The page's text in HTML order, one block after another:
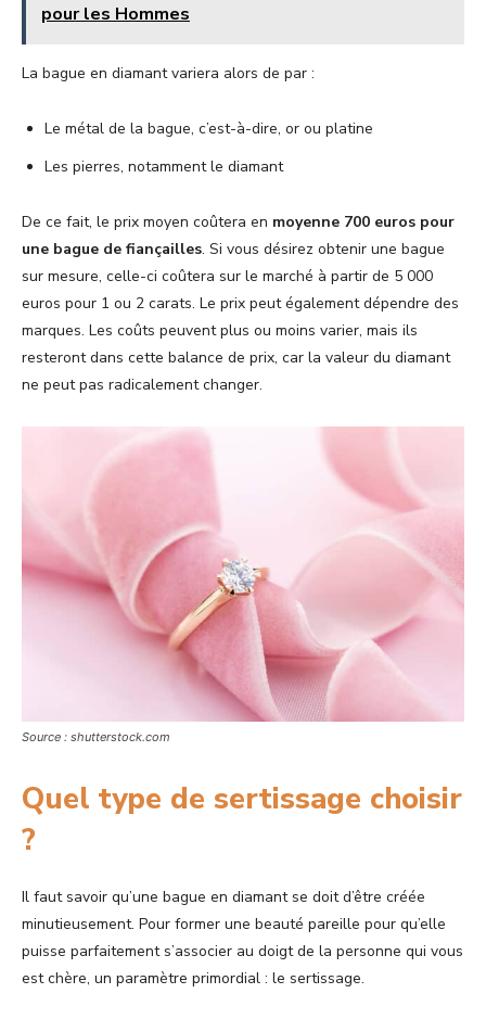
pour les Hommes
La bague en diamant variera alors de par :
Le métal de la bague, c’est-à-dire, or ou platine
Les pierres, notamment le diamant
De ce fait, le prix moyen coûtera en moyenne 700 euros pour
une bague de fiançailles. Si vous désirez obtenir une bague
sur mesure, celle-ci coûtera sur le marché à partir de 5 000
euros pour 1 ou 2 carats. Le prix peut également dépendre des
marques. Les coûts peuvent plus ou moins varier, mais ils
resteront dans cette balance de prix, car la valeur du diamant
ne peut pas radicalement changer.
Source : shutterstock.com
Quel type de sertissage choisir
?
Il faut savoir qu’une bague en diamant se doit d’être créée
minutieusement. Pour former une beauté pareille pour qu’elle
puisse parfaitement s’associer au doigt de la personne qui vous
est chère, un paramètre primordial : le sertissage.